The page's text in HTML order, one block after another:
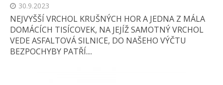
30.9.2023
NEJVYŠŠÍ VRCHOL KRUŠNÝCH HOR A JEDNA Z MÁLA
DOMÁCÍCH TISÍCOVEK, NA JEJÍŽ SAMOTNÝ VRCHOL
VEDE ASFALTOVÁ SILNICE, DO NAŠEHO VÝČTU
BEZPOCHYBY PATŘÍ....